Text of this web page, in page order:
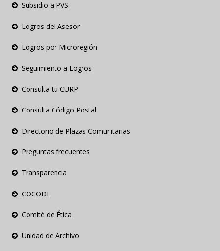
Subsidio a PVS
Logros del Asesor
Logros por Microregión
Seguimiento a Logros
Consulta tu CURP
Consulta Código Postal
Directorio de Plazas Comunitarias
Preguntas frecuentes
Transparencia
COCODI
Comité de Ética
Unidad de Archivo